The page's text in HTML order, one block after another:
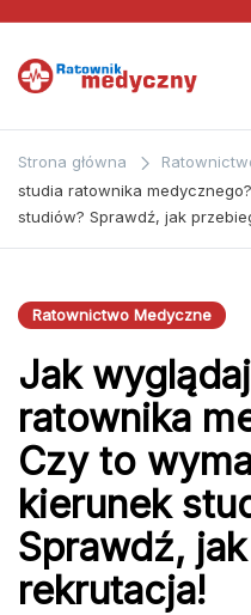
Ratownik
Medyczny
zagadnieniom z
dziedziny
medycyny oraz
ratownictwa
Strona główna
studia ratownika
studiów? Sprawdź, jak
Ratownictwo Medyczne
Jak
ratownika
Czy to
kierunek
Sprawdź,
rekrutacja!